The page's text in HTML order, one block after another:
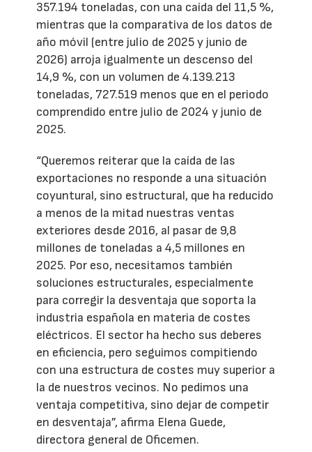
357.194 toneladas, con una caída del 11,5 %,
mientras que la comparativa de los datos de
año móvil (entre julio de 2025 y junio de
2026) arroja igualmente un descenso del
14,9 %, con un volumen de 4.139.213
toneladas, 727.519 menos que en el periodo
comprendido entre julio de 2024 y junio de
2025.
“Queremos reiterar que la caída de las
exportaciones no responde a una situación
coyuntural, sino estructural, que ha reducido
a menos de la mitad nuestras ventas
exteriores desde 2016, al pasar de 9,8
millones de toneladas a 4,5 millones en
2025. Por eso, necesitamos también
soluciones estructurales, especialmente
para corregir la desventaja que soporta la
industria española en materia de costes
eléctricos. El sector ha hecho sus deberes
en eficiencia, pero seguimos compitiendo
con una estructura de costes muy superior a
la de nuestros vecinos. No pedimos una
ventaja competitiva, sino dejar de competir
en desventaja”, afirma Elena Guede,
directora general de Oficemen.